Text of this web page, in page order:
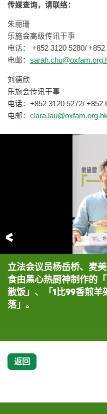
传媒查询，请联络：
朱丽珊
乐施会高级传讯干事
电话： +852 3120 5280/ +852
电邮：
刘德欣
乐施会传讯干事
电话：+852 3120 5272/ +852
电邮： clara.lau@oxfam.org.hk
前一页
立法会议员杨岳桥、麦
食由黑心热厨神制作的
散饭」、「1比99香煎
落」。
立法会议员杨岳桥、麦
在议事厅讨论扶贫议题
讨贫穷及不公平的原因
立法会议员杨岳桥、麦
食由黑心热厨神制作的
散饭」、「1比99香煎
落」。
立法会议员杨岳桥、麦
食由黑心热厨神制作的
散饭」、「1比99香煎
落」。
立法会议员杨岳桥、麦
食由黑心热厨神制作的
散饭」、「1比99香煎
落」。
立法会议员杨岳桥、麦
食由黑心热厨神制作的
散饭」、「1比99香煎
落」。
立法会议员杨岳桥、麦
施会港澳台项目主管曾
硕红、商台主持，以及
咩」手推车的陈嘉兴，
立法会议员杨岳桥、麦
在议事厅讨论扶贫议题
讨贫穷及不公平的原因
返回